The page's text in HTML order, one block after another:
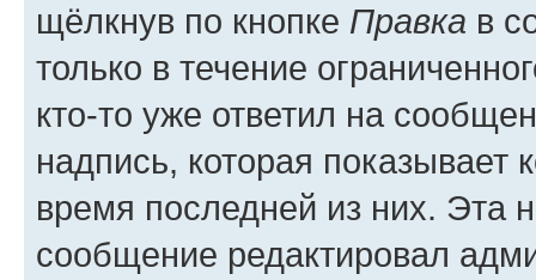
щёлкнув по кнопке Правка в
только в течение
кто-то уже ответил на
надпись, которая показывает
время последней из них. Эта
сообщение редактировал